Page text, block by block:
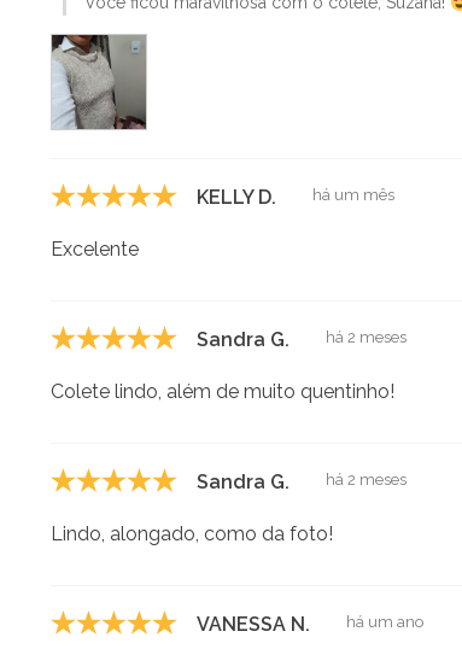
KELLY D. há um mês
Excelente
Sandra G. há 2 meses
Colete lindo, além de muito quentinho!
Sandra G. há 2 meses
Lindo, alongado, como da foto!
VANESSA N. há um ano